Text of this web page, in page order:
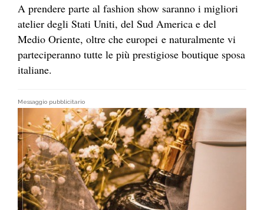
A prendere parte al fashion show saranno i migliori
atelier degli Stati Uniti, del Sud America e del
Medio Oriente, oltre che europei e naturalmente vi
parteciperanno tutte le più prestigiose boutique sposa
italiane.
Messaggio pubblicitario